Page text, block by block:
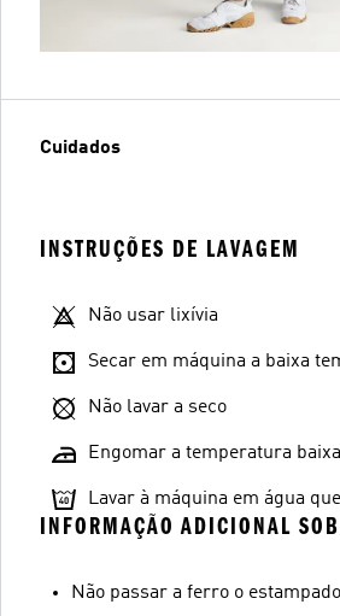
Cuidados
INSTRUÇÕES DE LAVAGEM
Não usar lixívia
Secar em máquina a baixa
Não lavar a seco
Engomar a temperatura baixa
Lavar à máquina em água
INFORMAÇÃO ADICIONAL
Não passar a ferro o estampado